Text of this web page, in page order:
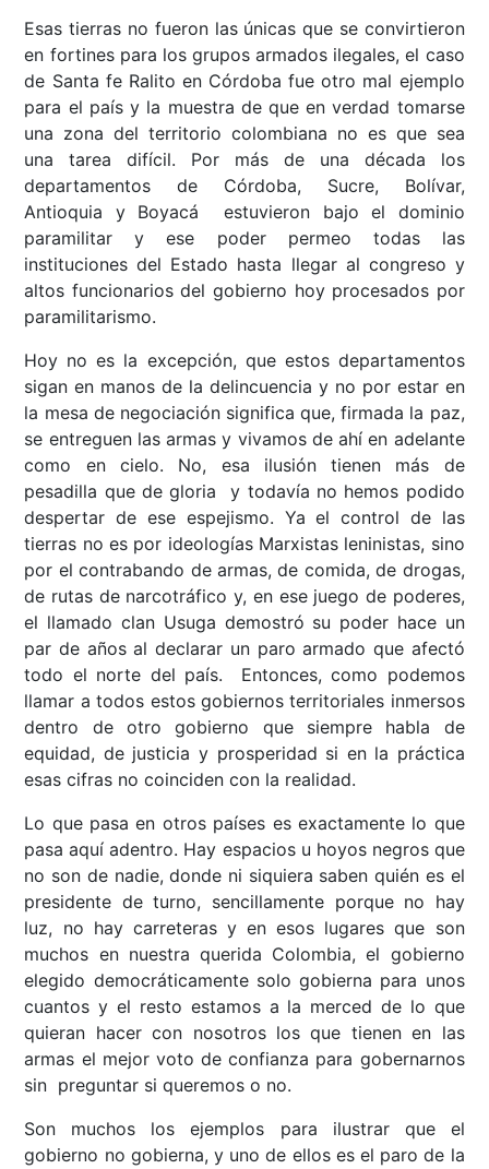
Esas tierras no fueron las únicas que se convirtieron
en fortines para los grupos armados ilegales, el caso
de Santa fe Ralito en Córdoba fue otro mal ejemplo
para el país y la muestra de que en verdad tomarse
una zona del territorio colombiana no es que sea
una tarea difícil. Por más de una década los
departamentos de Córdoba, Sucre, Bolívar,
Antioquia y Boyacá estuvieron bajo el dominio
paramilitar y ese poder permeo todas las
instituciones del Estado hasta llegar al congreso y
altos funcionarios del gobierno hoy procesados por
paramilitarismo.
Hoy no es la excepción, que estos departamentos
sigan en manos de la delincuencia y no por estar en
la mesa de negociación significa que, firmada la paz,
se entreguen las armas y vivamos de ahí en adelante
como en cielo. No, esa ilusión tienen más de
pesadilla que de gloria y todavía no hemos podido
despertar de ese espejismo. Ya el control de las
tierras no es por ideologías Marxistas leninistas, sino
por el contrabando de armas, de comida, de drogas,
de rutas de narcotráfico y, en ese juego de poderes,
el llamado clan Usuga demostró su poder hace un
par de años al declarar un paro armado que afectó
todo el norte del país. Entonces, como podemos
llamar a todos estos gobiernos territoriales inmersos
dentro de otro gobierno que siempre habla de
equidad, de justicia y prosperidad si en la práctica
esas cifras no coinciden con la realidad.
Lo que pasa en otros países es exactamente lo que
pasa aquí adentro. Hay espacios u hoyos negros que
no son de nadie, donde ni siquiera saben quién es el
presidente de turno, sencillamente porque no hay
luz, no hay carreteras y en esos lugares que son
muchos en nuestra querida Colombia, el gobierno
elegido democráticamente solo gobierna para unos
cuantos y el resto estamos a la merced de lo que
quieran hacer con nosotros los que tienen en las
armas el mejor voto de confianza para gobernarnos
sin preguntar si queremos o no.
Son muchos los ejemplos para ilustrar que el
gobierno no gobierna, y uno de ellos es el paro de la